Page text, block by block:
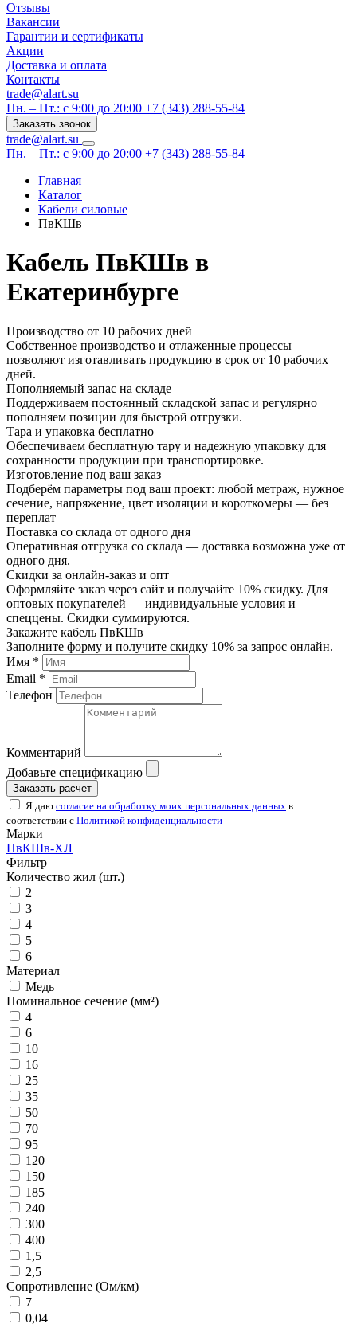
Отзывы
Вакансии
Гарантии и сертификаты
Акции
Доставка и оплата
Контакты
trade@alart.su
Пн. – Пт.: с 9:00 до 20:00 +7 (343) 288-55-84
Заказать звонок
trade@alart.su
Пн. – Пт.: с 9:00 до 20:00 +7 (343) 288-55-84
Главная
Каталог
Кабели силовые
ПвКШв
Кабель ПвКШв в
Екатеринбурге
Производство от 10 рабочих дней
Собственное производство и отлаженные процессы
позволяют изготавливать продукцию в срок от 10 рабочих
дней.
Пополняемый запас на складе
Поддерживаем постоянный складской запас и регулярно
пополняем позиции для быстрой отгрузки.
Тара и упаковка бесплатно
Обеспечиваем бесплатную тару и надежную упаковку для
сохранности продукции при транспортировке.
Изготовление под ваш заказ
Подберём параметры под ваш проект: любой метраж, нужное
сечение, напряжение, цвет изоляции и короткомеры — без
переплат
Поставка со склада от одного дня
Оперативная отгрузка со склада — доставка возможна уже от
одного дня.
Скидки за онлайн-заказ и опт
Оформляйте заказ через сайт и получайте 10% скидку. Для
оптовых покупателей — индивидуальные условия и
спеццены. Скидки суммируются.
Закажите кабель ПвКШв
Заполните форму и получите скидку 10% за запрос онлайн.
Имя *
Email *
Телефон
Комментарий
Добавьте спецификацию
Заказать расчет
Я даю согласие на обработку моих персональных данных в
соответствии с Политикой конфиденциальности
Марки
ПвКШв-ХЛ
Фильтр
Количество жил (шт.)
2
3
4
5
6
Материал
Медь
Номинальное сечение (мм²)
4
6
10
16
25
35
50
70
95
120
150
185
240
300
400
1,5
2,5
Сопротивление (Ом/км)
7
0,04